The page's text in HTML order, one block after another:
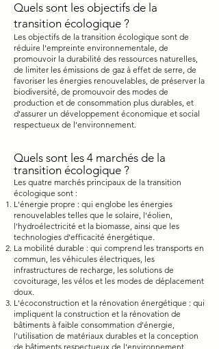
Quels sont les objectifs de la
transition écologique ?
Les objectifs de la transition écologique sont de
réduire l'empreinte environnementale, de
promouvoir la durabilité des ressources naturelles,
de limiter les émissions de gaz à effet de serre, de
favoriser les énergies renouvelables, de préserver la
biodiversité, de promouvoir des modes de
production et de consommation plus durables, et
d'assurer un développement économique et social
respectueux de l'environnement.
Quels sont les 4 marchés de la
transition écologique ?
Les quatre marchés principaux de la transition
écologique sont :
L'énergie propre : qui englobe les énergies
renouvelables telles que le solaire, l'éolien,
l'hydroélectricité et la biomasse, ainsi que les
technologies d'efficacité énergétique.
La mobilité durable : qui comprend les transports en
commun, les véhicules électriques, les
infrastructures de recharge, les solutions de
covoiturage, les vélos et les modes de déplacement
doux.
L'écoconstruction et la rénovation énergétique : qui
impliquent la construction et la rénovation de
bâtiments à faible consommation d'énergie,
l'utilisation de matériaux durables et la conception
de bâtiments respectueux de l'environnement.